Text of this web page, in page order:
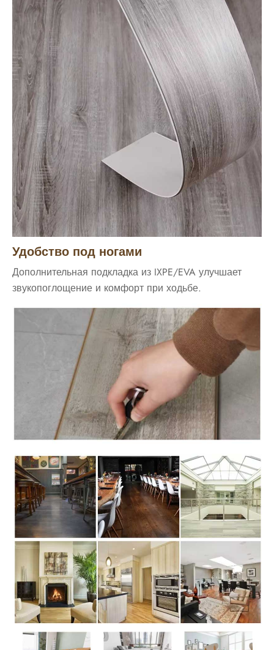
Удобство под ногами
Дополнительная подкладка из IXPE/EVA улучшает
звукопоглощение и комфорт при ходьбе.